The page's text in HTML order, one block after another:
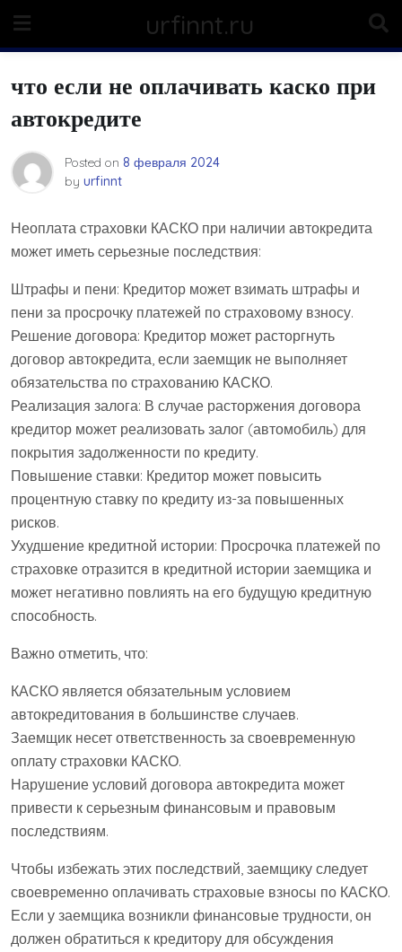
content
urfinnt.ru
что если не оплачивать каско при
автокредите
Posted on 8 февраля 2024
by urfinnt
Неоплата страховки КАСКО при наличии автокредита
может иметь серьезные последствия:
Штрафы и пени: Кредитор может взимать штрафы и
пени за просрочку платежей по страховому взносу.
Решение договора: Кредитор может расторгнуть
договор автокредита, если заемщик не выполняет
обязательства по страхованию КАСКО.
Реализация залога: В случае расторжения договора
кредитор может реализовать залог (автомобиль) для
покрытия задолженности по кредиту.
Повышение ставки: Кредитор может повысить
процентную ставку по кредиту из-за повышенных
рисков.
Ухудшение кредитной истории: Просрочка платежей по
страховке отразится в кредитной истории заемщика и
может негативно повлиять на его будущую кредитную
способность.
Важно отметить, что:
КАСКО является обязательным условием
автокредитования в большинстве случаев.
Заемщик несет ответственность за своевременную
оплату страховки КАСКО.
Нарушение условий договора автокредита может
привести к серьезным финансовым и правовым
последствиям.
Чтобы избежать этих последствий, заемщику следует
своевременно оплачивать страховые взносы по КАСКО.
Если у заемщика возникли финансовые трудности, он
должен обратиться к кредитору для обсуждения